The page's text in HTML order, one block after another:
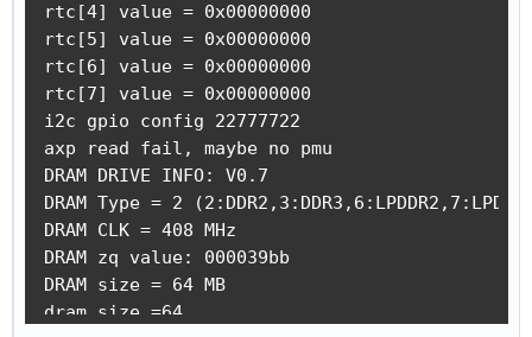
axp set aldo3_vol to 3000 failed
ldo1_vol = 3300
axp set ldo1_vol to 3300 failed
ldo2_vol = 3000
axp set ldo2_vol to 3000 failed
ldo3_vol = 3000
axp set ldo3_vol to 3000 failed
ldo4_vol = 1800
axp set ldo4_vol to 1800 failed
find power_sply to end
vbus exist
no battery, limit to dc
rtc[4] value = 0x00000000
rtc[5] value = 0x00000000
rtc[6] value = 0x00000000
rtc[7] value = 0x00000000
i2c gpio config 22777722
axp read fail, maybe no pmu
DRAM DRIVE INFO: V0.7
DRAM Type = 2
DRAM CLK = 408 MHz
DRAM zq value: 000039bb
DRAM size = 64 MB
dram size =64